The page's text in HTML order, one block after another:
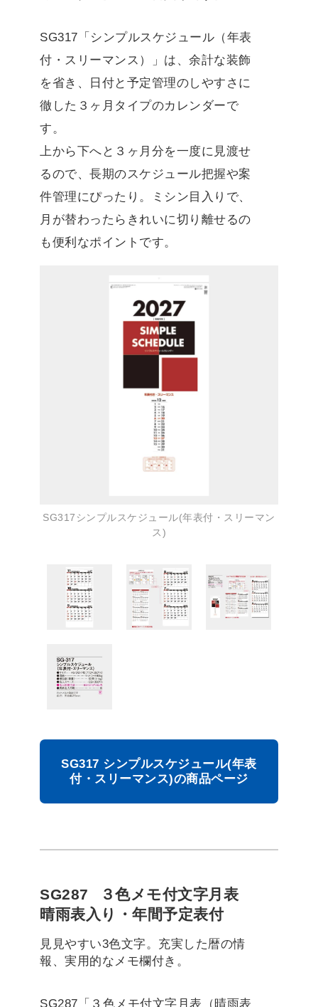
SG317「シンプルスケジュール（年表
付・スリーマンス）」は、余計な装飾
を省き、日付と予定管理のしやすさに
徹した３ヶ月タイプのカレンダーで
す。
上から下へと３ヶ月分を一度に見渡せ
るので、長期のスケジュール把握や案
件管理にぴったり。ミシン目入りで、
月が替わったらきれいに切り離せるの
も便利なポイントです。
SG317シンプルスケジュール(年表付・スリーマン
ス)
SG317 シンプルスケジュール(年表
付・スリーマンス)の商品ページ
SG287
３色メモ付文字月表
晴雨表入り・年間予定表付
見見やすい3色文字。充実した暦の情
報、実用的なメモ欄付き。
SG287「３色メモ付文字月表（晴雨表